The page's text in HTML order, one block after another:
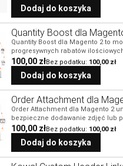
Dodaj do koszyka
Quantity Boost dla
Quantity Boost dla Magento 2 to
progresywnych rabatów
tworzyć promocje typu „drugi
kolejny z większym rabatem”,
natywnych reguł koszykowych
mechanizmu sterującego. Dzięki temu administrator nie
musi dublować logiki Magento.
klientów, kupony, warunki koszyka,
website, priorytety i blokowanie
w standardowych Cart Price Rules,
za zaawansowane wyliczenie
dynamicznych progów ilościowych.
100,00 zł 100,00 zł
Dodaj do koszyka
Order Attachment dla
Order Attachment dla Magento 2
bezpieczne dodawanie zdjęć lub
zamówienia już na etapie
może zdecydować, czy funkcja ma
czy tylko dla wybranych produktów
dedykowanym atrybutem.
100,00 zł 100,00 zł
Dodaj do koszyka